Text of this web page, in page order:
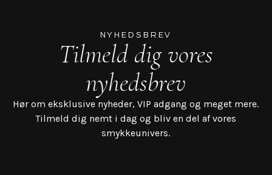
NYHEDSBREV
Tilmeld dig vores
nyhedsbrev
Hør om eksklusive nyheder, VIP adgang og meget mere.
Tilmeld dig nemt i dag og bliv en del af vores
smykkeunivers.